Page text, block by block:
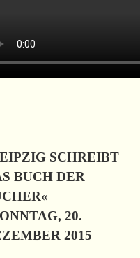
SCHREIBT
BUCH DER
20.
2015